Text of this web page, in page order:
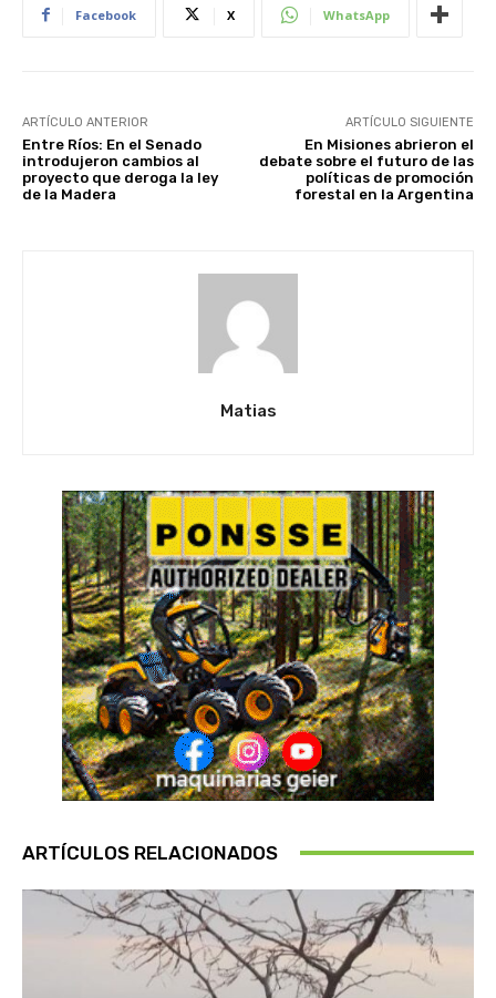
Facebook X WhatsApp
ARTÍCULO ANTERIOR
Entre Ríos: En el Senado
introdujeron cambios al
proyecto que deroga la ley
de la Madera
ARTÍCULO SIGUIENTE
En Misiones abrieron el
debate sobre el futuro de las
políticas de promoción
forestal en la Argentina
Matias
ARTÍCULOS RELACIONADOS